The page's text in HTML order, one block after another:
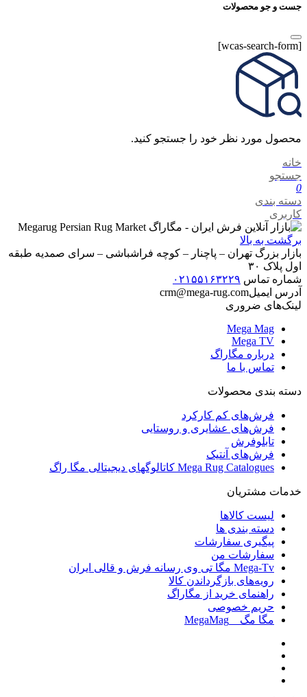
جست و جو محصولات
[wcas-search-form]
محصول مورد نظر خود را جستجو کنید.
خانه
جستجو
0
دسته بندی
کاربری
برگشت به بالا
بازار بزرگ تهران – پاچنار – کوچه فراشباشی – سرای صمدیه طبقه
اول پلاک ۳۰
شماره تماس ۰۲۱۵۵۱۶۳۲۲۹
آدرس ایمیلcrm@mega-rug.com
لینک‌های ضروری
Mega Mag
Mega TV
درباره مگاراگ
تماس با ما
دسته بندی محصولات
فرش‌های کم کارکرد
فرش‌های عشایری و روستایی
تابلوفرش
فرش‌های آنتیک
Mega Rug Catalogues کاتالوگهای دیجیتالی مگا راگ
خدمات مشتریان
لیست کالاها
دسته بندی ها
پیگیری سفارشات
سفارشات من
Mega-Tv مگا تی وی رسانه فرش و قالی ایران
رویه‌های بازگرداندن کالا
راهنمای خرید از مگاراگ
حریم خصوصی
مگا مگ _ MegaMag